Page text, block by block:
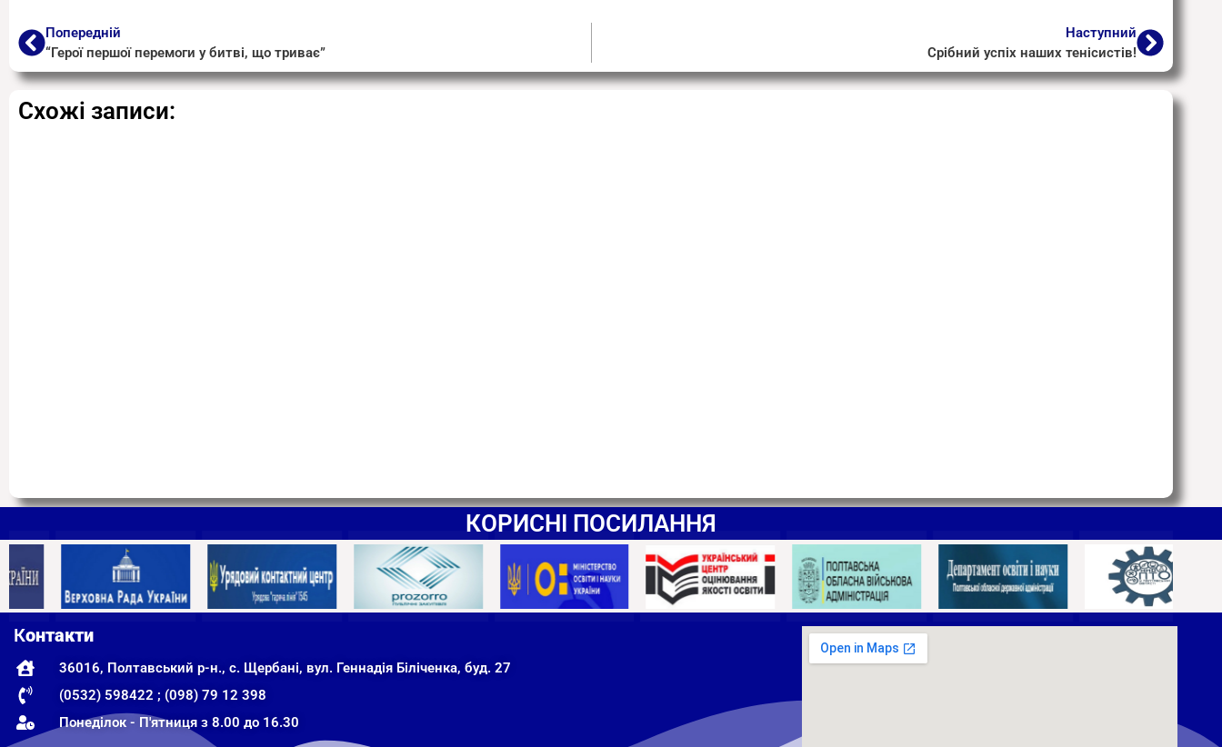
Попередній
“Герої першої перемоги у битві, що триває”
Наступний
Срібний успіх наших тенісистів!
Схожі записи:
КОРИСНІ ПОСИЛАННЯ
Контакти
36016, Полтавський р-н., с. Щербані, вул. Геннадія Біліченка, буд. 27
(0532) 598422 ; (098) 79 12 398
Понеділок - П'ятниця з 8.00 до 16.30